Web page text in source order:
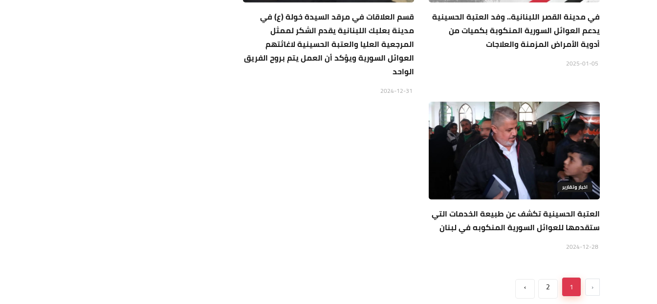
في مدينة القصر اللبنانية.. وفد العتبة الحسينية
يدعم العوائل السورية المنكوبة بكميات من
أدوية الأمراض المزمنة والعلاجات
قسم العلاقات في مرقد السيدة خولة (ع) في
مدينة بعلبك اللبنانية يقدم الشكر لممثل
المرجعية العليا والعتبة الحسينية لاغاثتهم
العوائل السورية ويؤكد أن العمل يتم بروح الفريق
الواحد
اخبار وتقارير
العتبة الحسينية تكشف عن طبيعة الخدمات التي
ستقدمها للعوائل السورية المنكوبه في لبنان
‹
1
2
›